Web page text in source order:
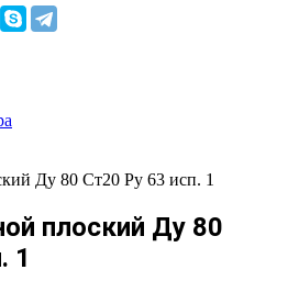
Ду 80 Ст20 Ру 63 исп. 1
плоский Ду 80
1